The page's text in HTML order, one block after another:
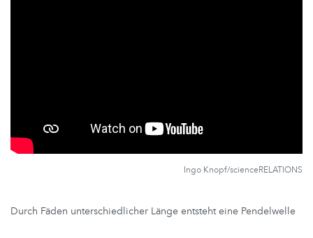
Ingo Knopf/scienceRELATIONS
Durch Fäden unterschiedlicher Länge entsteht eine Pendelwelle